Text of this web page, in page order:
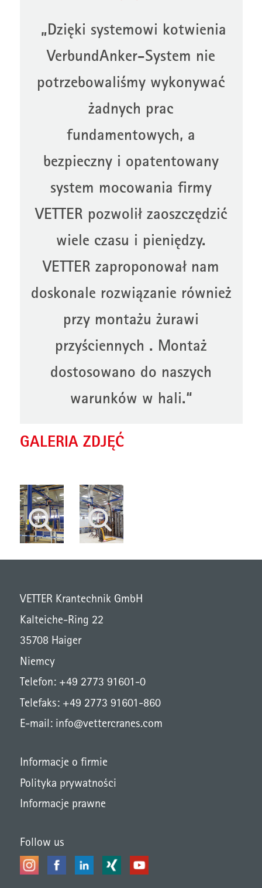
„Dzięki systemowi kotwienia
VerbundAnker-System nie
potrzebowaliśmy wykonywać
żadnych prac
fundamentowych, a
bezpieczny i opatentowany
system mocowania firmy
VETTER pozwolił zaoszczędzić
wiele czasu i pieniędzy.
VETTER zaproponował nam
doskonale rozwiązanie również
przy montażu żurawi
przyściennych . Montaż
dostosowano do naszych
warunków w hali.“
GALERIA ZDJĘĆ
VETTER Krantechnik GmbH
Kalteiche-Ring 22
35708 Haiger
Niemcy
Telefon: +49 2773 91601-0
Telefaks: +49 2773 91601-860
E-mail:info@vettercranes.com
Informacje o firmie
Polityka prywatności
Informacje prawne
Follow us